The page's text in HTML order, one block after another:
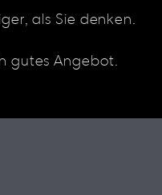
als Sie denken.
gutes Angebot.